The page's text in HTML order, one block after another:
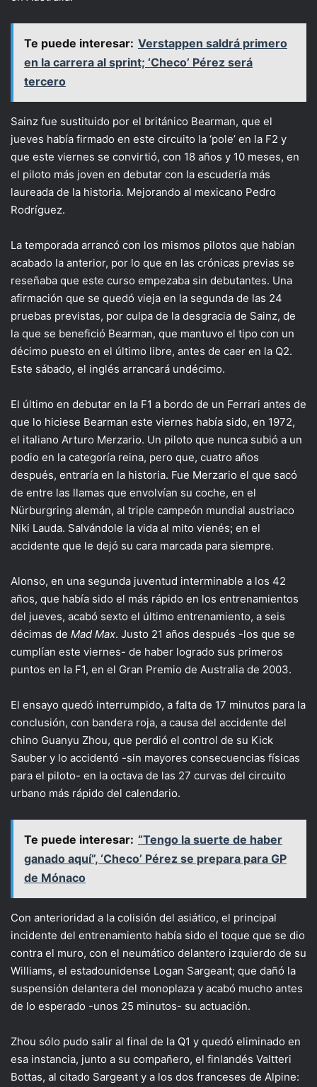
Te puede interesar: Verstappen saldrá primero
en la carrera al sprint; ‘Checo’ Pérez será
tercero
Sainz fue sustituido por el británico Bearman, que el
jueves había firmado en este circuito la ‘pole’ en la F2 y
que este viernes se convirtió, con 18 años y 10 meses, en
el piloto más joven en debutar con la escudería más
laureada de la historia. Mejorando al mexicano Pedro
Rodríguez.
La temporada arrancó con los mismos pilotos que habían
acabado la anterior, por lo que en las crónicas previas se
reseñaba que este curso empezaba sin debutantes. Una
afirmación que se quedó vieja en la segunda de las 24
pruebas previstas, por culpa de la desgracia de Sainz, de
la que se benefició Bearman, que mantuvo el tipo con un
décimo puesto en el último libre, antes de caer en la Q2.
Este sábado, el inglés arrancará undécimo.
El último en debutar en la F1 a bordo de un Ferrari antes de
que lo hiciese Bearman este viernes había sido, en 1972,
el italiano Arturo Merzario. Un piloto que nunca subió a un
podio en la categoría reina, pero que, cuatro años
después, entraría en la historia. Fue Merzario el que sacó
de entre las llamas que envolvían su coche, en el
Nürburgring alemán, al triple campeón mundial austriaco
Niki Lauda. Salvándole la vida al mito vienés; en el
accidente que le dejó su cara marcada para siempre.
Alonso, en una segunda juventud interminable a los 42
años, que había sido el más rápido en los entrenamientos
del jueves, acabó sexto el último entrenamiento, a seis
décimas de Mad Max. Justo 21 años después -los que se
cumplían este viernes- de haber logrado sus primeros
puntos en la F1, en el Gran Premio de Australia de 2003.
El ensayo quedó interrumpido, a falta de 17 minutos para la
conclusión, con bandera roja, a causa del accidente del
chino Guanyu Zhou, que perdió el control de su Kick
Sauber y lo accidentó -sin mayores consecuencias físicas
para el piloto- en la octava de las 27 curvas del circuito
urbano más rápido del calendario.
Te puede interesar: “Tengo la suerte de haber
ganado aquí”, ‘Checo’ Pérez se prepara para GP
de Mónaco
Con anterioridad a la colisión del asiático, el principal
incidente del entrenamiento había sido el toque que se dio
contra el muro, con el neumático delantero izquierdo de su
Williams, el estadounidense Logan Sargeant; que dañó la
suspensión delantera del monoplaza y acabó mucho antes
de lo esperado -unos 25 minutos- su actuación.
Zhou sólo pudo salir al final de la Q1 y quedó eliminado en
esa instancia, junto a su compañero, el finlandés Valtteri
Bottas, al citado Sargeant y a los dos franceses de Alpine: